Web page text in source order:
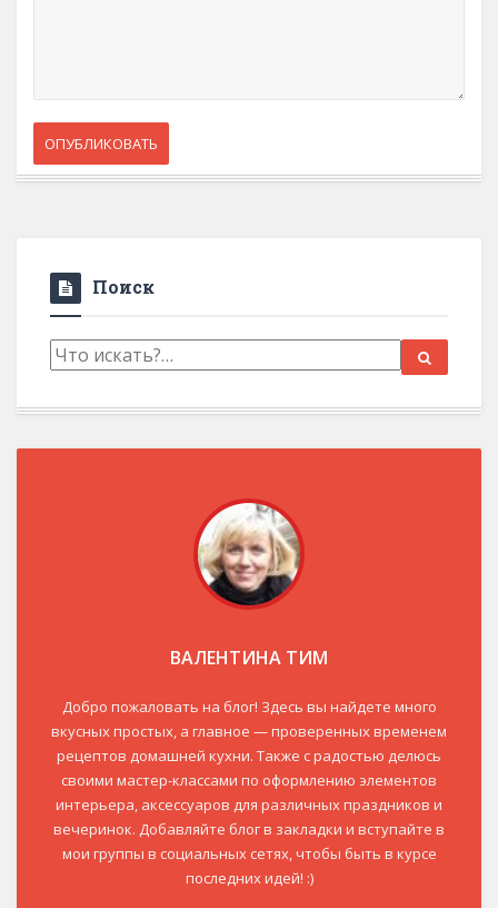
Поиск
ВАЛЕНТИНА ТИМ
Добро пожаловать на блог! Здесь вы найдете много
вкусных простых, а главное — проверенных временем
рецептов домашней кухни. Также с радостью делюсь
своими мастер-классами по оформлению элементов
интерьера, аксессуаров для различных праздников и
вечеринок. Добавляйте блог в закладки и вступайте в
мои группы в социальных сетях, чтобы быть в курсе
последних идей! :)